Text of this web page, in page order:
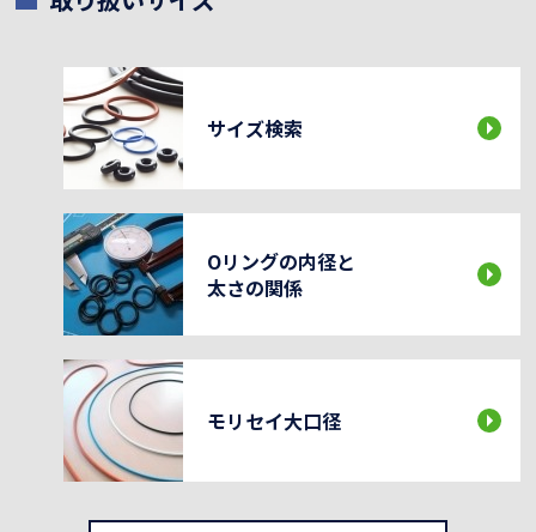
サイズ検索
Oリングの内径と
太さの関係
モリセイ大口径